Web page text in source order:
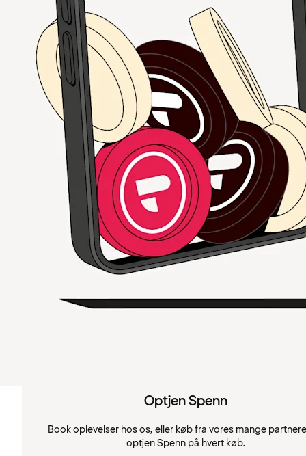
Optjen Spenn
Book oplevelser hos os, eller køb fra vores mange
optjen Spenn på hvert køb.